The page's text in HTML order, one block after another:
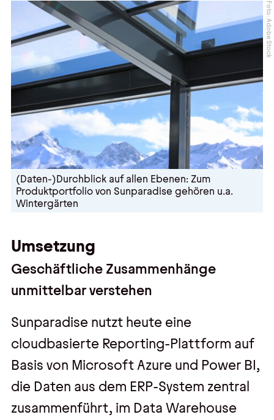
(Daten-)Durchblick auf allen Ebenen: Zum
Produktportfolio von Sunparadise gehören u.a.
Wintergärten
Foto: Adobe Stock
Umsetzung
Geschäftliche Zusammenhänge
unmittelbar verstehen
Sunparadise nutzt heute eine
cloudbasierte Reporting-Plattform auf
Basis von Microsoft Azure und Power BI,
die Daten aus dem ERP-System zentral
zusammenführt, im Data Warehouse